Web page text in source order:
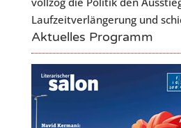
Laufzeitverlängerung und
Aktuelles Programm